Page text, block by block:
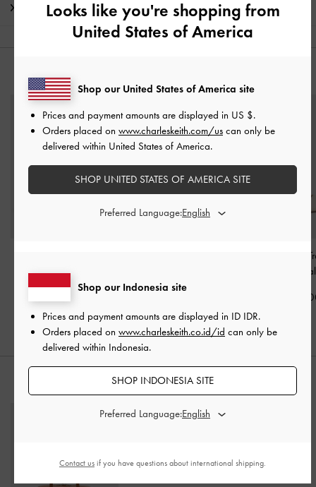
Pengiriman & pengembalian
ANDA MUNGKIN JUGA MENYUKAI
Strap Grommet-Belt
Chalk
IDR1,149,000
Sepatu Pumps
PADUKAN DENGAN
Looks like you're shopping from
United States of America
Shop our Indonesia site
Prices and payment amounts are displayed in ID IDR.
Orders placed on www.charleskeith.co.id/id can only be
delivered within Indonesia.
SHOP INDONESIA SITE
Preferred Language:
Shop our United States of America site
Prices and payment amounts are displayed in US $.
Orders placed on www.charleskeith.com/us can only be
delivered within United States of America.
SHOP UNITED STATES OF AMERICA SITE
Preferred Language:
Contact us if you have questions about international shipping.